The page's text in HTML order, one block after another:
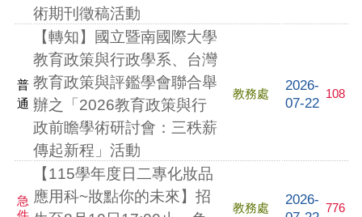
術期刊徵稿活動
普
通
【轉知】國立暨南國際大學
教育政策與行政學系、台灣
教育政策與評鑑學會聯合舉
辦之「2026教育政策與行
政前瞻學術研討會：三秩薪
傳起新程」活動
教務處
2026-
07-22
108
急
【115學年度日二專化妝品
應用科~妝點你的未來】招
教務處
2026-
776